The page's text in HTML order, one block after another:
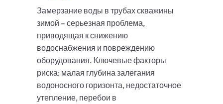
Замерзание воды в трубах скважины
зимой – серьезная проблема,
приводящая к снижению
водоснабжения и повреждению
оборудования. Ключевые факторы
риска: малая глубина залегания
водоносного горизонта, недостаточное
утепление, перебои в